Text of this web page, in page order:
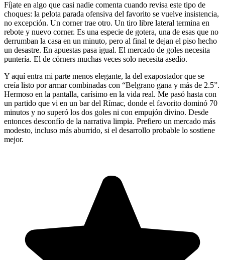
Fíjate en algo que casi nadie comenta cuando revisa este tipo de
choques: la pelota parada ofensiva del favorito se vuelve insistencia,
no excepción. Un corner trae otro. Un tiro libre lateral termina en
rebote y nuevo corner. Es una especie de gotera, una de esas que no
derrumban la casa en un minuto, pero al final te dejan el piso hecho
un desastre. En apuestas pasa igual. El mercado de goles necesita
puntería. El de córners muchas veces solo necesita asedio.
Y aquí entra mi parte menos elegante, la del exapostador que se
creía listo por armar combinadas con “Belgrano gana y más de 2.5”.
Hermoso en la pantalla, carísimo en la vida real. Me pasó hasta con
un partido que vi en un bar del Rímac, donde el favorito dominó 70
minutos y no superó los dos goles ni con empujón divino. Desde
entonces desconfío de la narrativa limpia. Prefiero un mercado más
modesto, incluso más aburrido, si el desarrollo probable lo sostiene
mejor.